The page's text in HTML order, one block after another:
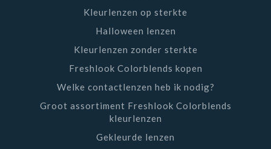
Kleurlenzen op sterkte
Halloween lenzen
Kleurlenzen zonder sterkte
Freshlook Colorblends kopen
Welke contactlenzen heb ik nodig?
Groot assortiment Freshlook Colorblends
kleurlenzen
Gekleurde lenzen